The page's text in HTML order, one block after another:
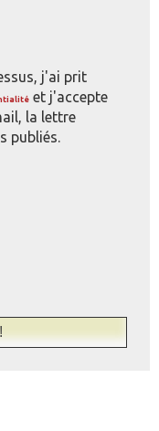
j'ai prit
et j'accepte
la lettre
publiés.